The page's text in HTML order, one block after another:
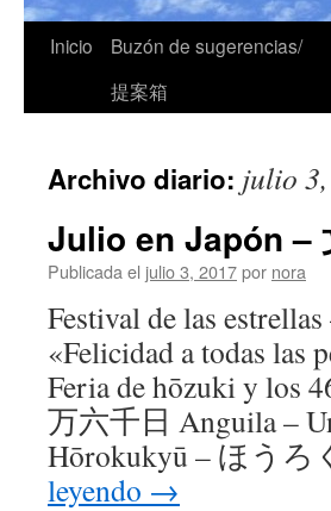
Inicio
Buzón de sugerencias/
提案箱
Archivo diario: julio
Julio en Japón –
Publicada el julio 3, 2017por nora
Festival de las
«Felicidad a todas las
Feria de hōzuki y los
万六千日 Anguila –
Hōrokukyū – ほうろ
leyendo →